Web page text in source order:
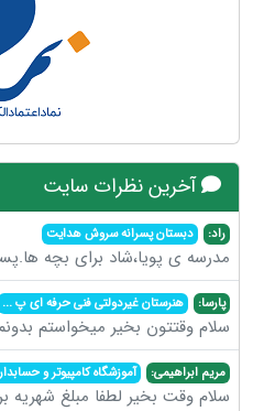
آخرین نظرات سایت
راد: دبستان پسرانه سروش هدایت
مدرسه ی پویا،شاد برای بچه
پارسا: هنرستان غیردولتی فنی حرفه ای پ...
سلام وقتتون بخیر میخواستم
مریم ابراهیمی: آموزشگاه کامپیوتر و
سلام وقت بخیر لطفا مبلغ شهریه